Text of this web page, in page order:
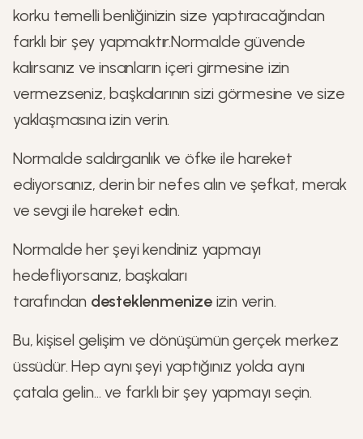
korku temelli benliğinizin size yaptıracağından
farklı bir şey yapmaktır.Normalde güvende
kalırsanız ve insanların içeri girmesine izin
vermezseniz, başkalarının sizi görmesine ve size
yaklaşmasına izin verin.
Normalde saldırganlık ve öfke ile hareket
ediyorsanız, derin bir nefes alın ve şefkat, merak
ve sevgi ile hareket edin.
Normalde her şeyi kendiniz yapmayı
hedefliyorsanız, başkaları
tarafından desteklenmenizeizin verin.
Bu, kişisel gelişim ve dönüşümün gerçek merkez
üssüdür. Hep aynı şeyi yaptığınız yolda aynı
çatala gelin… ve farklı bir şey yapmayı seçin.